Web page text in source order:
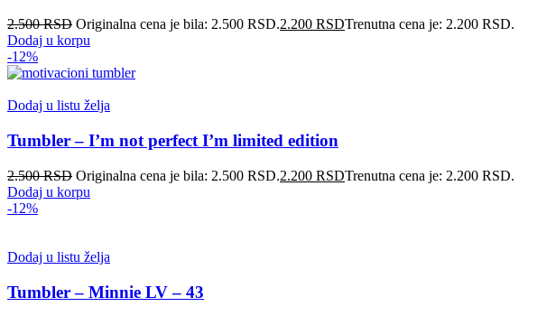
2.500RSD Originalna cena je bila: 2.500 RSD.2.200 RSDTrenutna cena je: 2.200 RSD.
Dodaj u korpu
-12%
Dodaj u listu želja
Tumbler – I’m not perfect I’m limited edition
2.500RSD Originalna cena je bila: 2.500 RSD.2.200 RSDTrenutna cena je: 2.200 RSD.
Dodaj u korpu
-12%
Dodaj u listu želja
Tumbler – Minnie LV – 43